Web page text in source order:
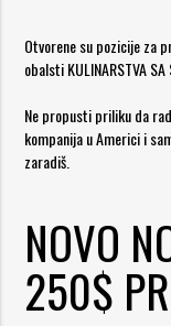
Otvorene su pozicije za
obalsti KULINARSTVA SA
Ne propusti priliku da
kompanija u Americi i
zaradiš.
NOVO
250$